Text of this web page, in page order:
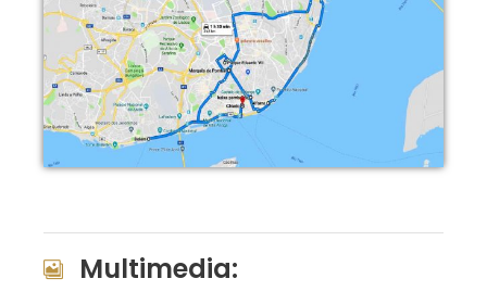
Multimedia: